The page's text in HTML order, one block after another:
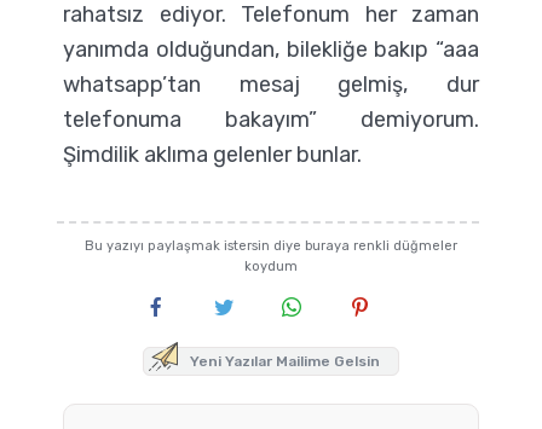
rahatsız ediyor. Telefonum her zaman
yanımda olduğundan, bilekliğe bakıp “aaa
whatsapp’tan mesaj gelmiş, dur
telefonuma bakayım” demiyorum.
Şimdilik aklıma gelenler bunlar.
Bu yazıyı paylaşmak istersin diye buraya renkli düğmeler
koydum
Yeni Yazılar Mailime Gelsin